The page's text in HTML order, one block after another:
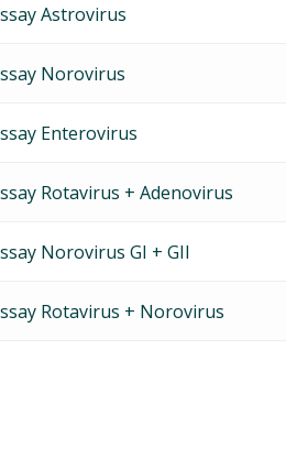
Astrovirus
Norovirus
Enterovirus
Rotavirus + Adenovirus
Norovirus GI + GII
Rotavirus + Norovirus